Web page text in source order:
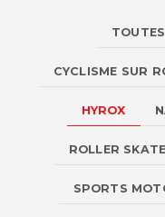
TOUTES
CYCLISME SUR
HYROX
ROLLER SKATE
SPORTS